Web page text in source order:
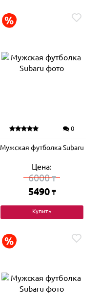
0
Мужская футболка Subaru
Цена:
6000₸
5490 ₸
Купить